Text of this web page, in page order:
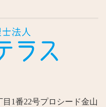
目1番22号プロシード金山